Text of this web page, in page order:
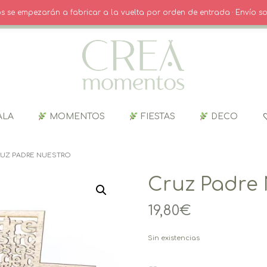
· INICIO SESIÓN / REGISTRO CARRITO
MOMENTOS FIESTAS DECO
PADRE NUESTRO
Cruz Padre
19,80€
Sin existencias
empezarán a fabricar a la vuelta por orden de entrada · Envío